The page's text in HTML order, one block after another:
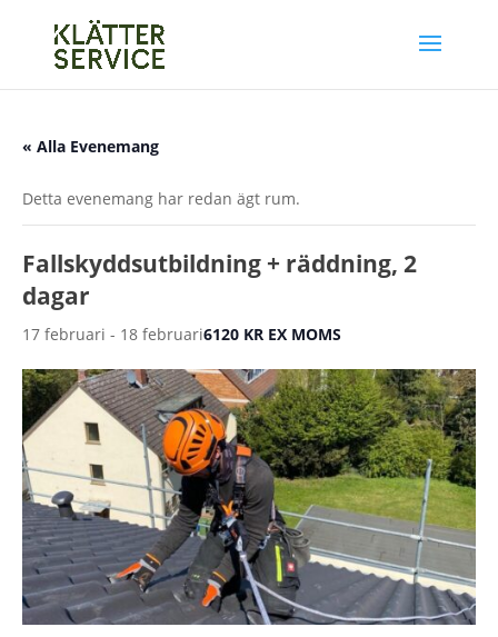
« Alla Evenemang
Detta evenemang har redan ägt rum.
Fallskyddsutbildning + räddning, 2
dagar
17 februari - 18 februari6120 KR EX MOMS